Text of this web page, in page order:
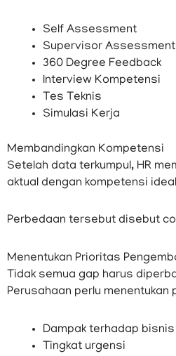
Self Assessment
Supervisor Assessment
360 Degree Feedback
Interview Kompetensi
Tes Teknis
Simulasi Kerja
Membandingkan Kompetensi
Setelah data terkumpul, HR
aktual dengan kompetensi
Perbedaan tersebut disebut
Menentukan Prioritas
Tidak semua gap harus
Perusahaan perlu
Dampak terhadap bisnis
Tingkat urgensi